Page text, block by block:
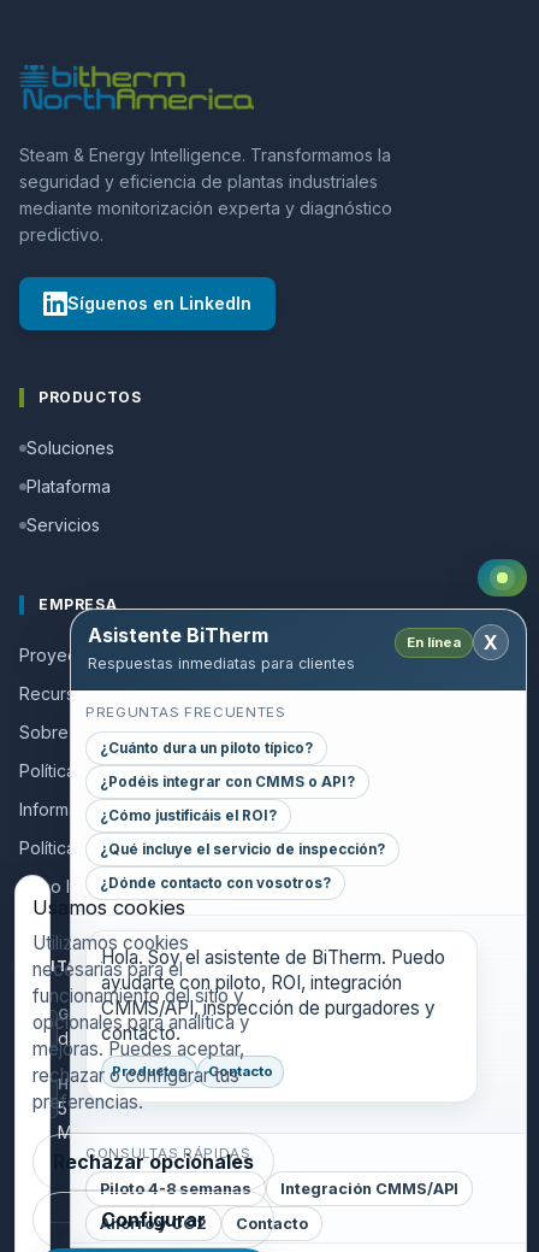
Steam & Energy Intelligence. Transformamos la
seguridad y eficiencia de plantas industriales
mediante monitorización experta y diagnóstico
predictivo.
Síguenos en LinkedIn
PRODUCTOS
Soluciones
Plataforma
Servicios
EMPRESA
Proyectos de éxito
Recursos y Guías
Sobre nosotros
Política de calidad
Información a colaboradores
Política de privacidad
Aviso legal
CONTACT
GENERAL INQUIRIES
danthony@bitherm.com
HEAD OFFICE
5785 Advantage Cove Suite B,
Memphis, TN 38141 (USA)
Asistente BiTherm
Respuestas inmediatas para clientes
En línea X
PREGUNTAS FRECUENTES
¿Cuánto dura un piloto típico?
¿Podéis integrar con CMMS o API?
¿Cómo justificáis el ROI?
¿Qué incluye el servicio de inspección?
¿Dónde contacto con vosotros?
Hola. Soy el asistente de BiTherm. Puedo
ayudarte con piloto, ROI, integración
CMMS/API, inspección de purgadores y
contacto.
Productos Contacto
CONSULTAS RÁPIDAS
Piloto 4-8 semanas
Integración CMMS/API
Ahorro y CO2
Contacto
Usamos cookies
Utilizamos cookies
necesarias para el
funcionamiento del sitio y
opcionales para analítica y
mejoras. Puedes aceptar,
rechazar o configurar tus
preferencias.
Rechazar opcionales
Configurar